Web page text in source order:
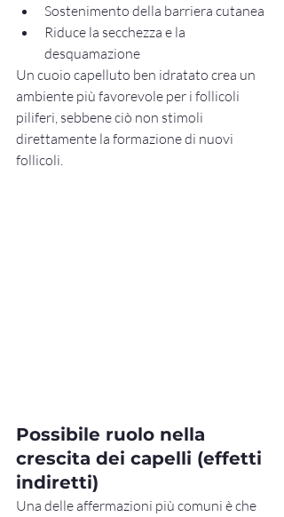
Sostenimento della barriera cutanea
Riduce la secchezza e la
desquamazione
Un cuoio capelluto ben idratato crea un
ambiente più favorevole per i follicoli
piliferi, sebbene ciò non stimoli
direttamente la formazione di nuovi
follicoli.
Possibile ruolo nella
crescita dei capelli (effetti
indiretti)
Una delle affermazioni più comuni è che